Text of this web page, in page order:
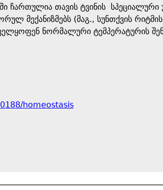
ჩართულია თავის ტვინის სპეციალური
მექანიზმებს (მაგ., სუნთქვის
ნორმალური ტემპერატურის
homeostasis